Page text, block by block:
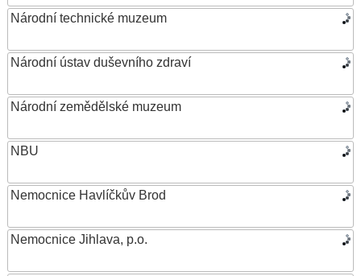
Národní technické muzeum
Národní ústav duševního zdraví
Národní zemědělské muzeum
NBU
Nemocnice Havlíčkův Brod
Nemocnice Jihlava, p.o.